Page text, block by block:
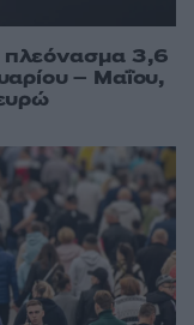
πλεόνασμα 3,6
– Μαΐου,